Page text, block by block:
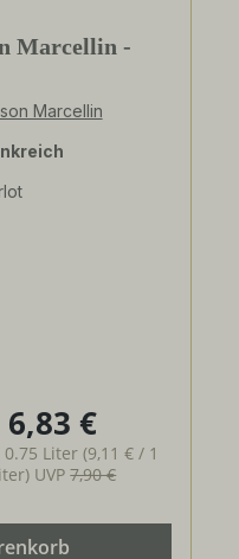
Marcellin -
Marcellin
Regulärer Preis:
6,83 €
0.75 Liter(9,11 € / 1
UVP7,90 €